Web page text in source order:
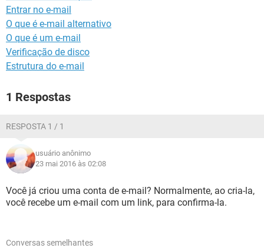
Entrar no e-mail
O que é e-mail alternativo
O que é um e-mail
Verificação de disco
Estrutura do e-mail
1 Respostas
RESPOSTA 1 / 1
usuário anônimo
23 mai 2016 às 02:08
Você já criou uma conta de e-mail? Normalmente, ao cria-la,
você recebe um e-mail com um link, para confirma-la.
Conversas semelhantes